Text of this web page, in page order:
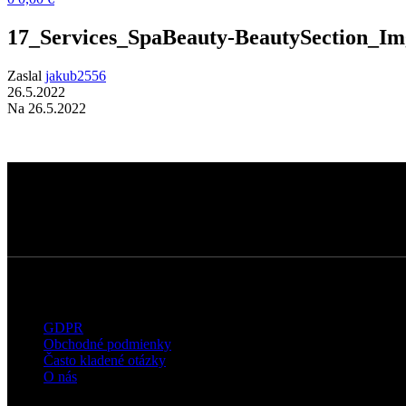
17_Services_SpaBeauty-
Zaslal jakub2556
26.5.2022
Na 26.5.2022
GDPR
Obchodné podmienky
Často kladené otázky
O nás